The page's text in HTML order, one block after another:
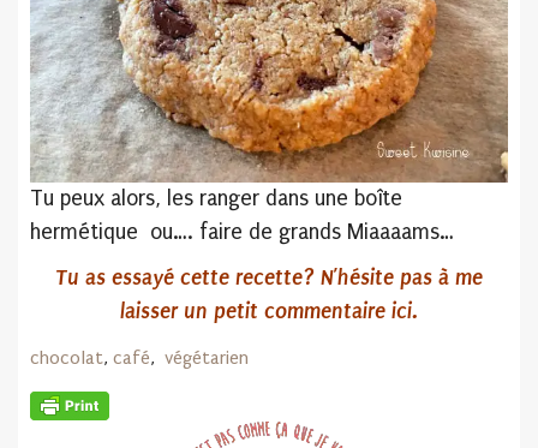
Tu peux alors, les ranger dans une boîte
hermétique ou…. faire de grands Miaaaams…
Tu as essayé cette recette? N’hésite pas à me
laisser un petit commentaire ici.
chocolat, café, végétarien